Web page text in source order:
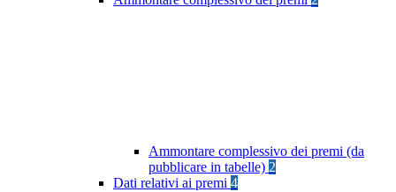
Ammontare complessivo dei premi (da
pubblicare in tabelle) 2
Dati relativi ai premi 4